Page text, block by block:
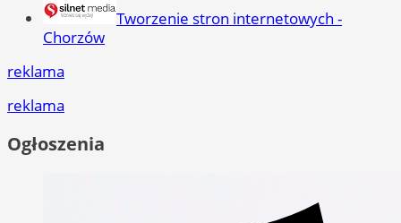
Tworzenie stron internetowych -
Chorzów
reklama
reklama
Ogłoszenia